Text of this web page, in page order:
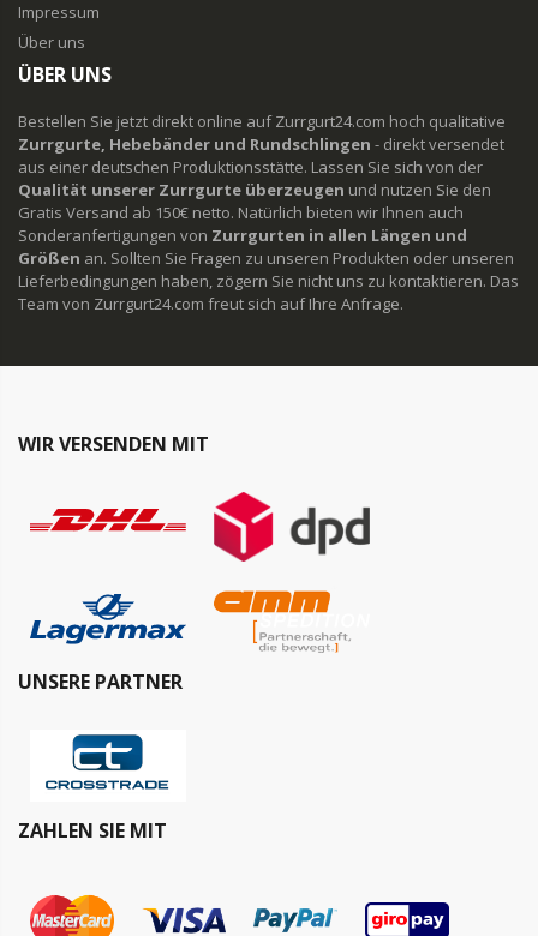
Impressum
Über uns
ÜBER UNS
Bestellen Sie jetzt direkt online auf Zurrgurt24.com hoch qualitative
Zurrgurte, Hebebänder und Rundschlingen - direkt versendet
aus einer deutschen Produktionsstätte. Lassen Sie sich von der
Qualität unserer Zurrgurte überzeugen und nutzen Sie den
Gratis Versand ab 150€ netto. Natürlich bieten wir Ihnen auch
Sonderanfertigungen von Zurrgurten in allen Längen und
Größen an. Sollten Sie Fragen zu unseren Produkten oder unseren
Lieferbedingungen haben, zögern Sie nicht uns zu kontaktieren. Das
Team von Zurrgurt24.com freut sich auf Ihre Anfrage.
WIR VERSENDEN MIT
UNSERE PARTNER
ZAHLEN SIE MIT